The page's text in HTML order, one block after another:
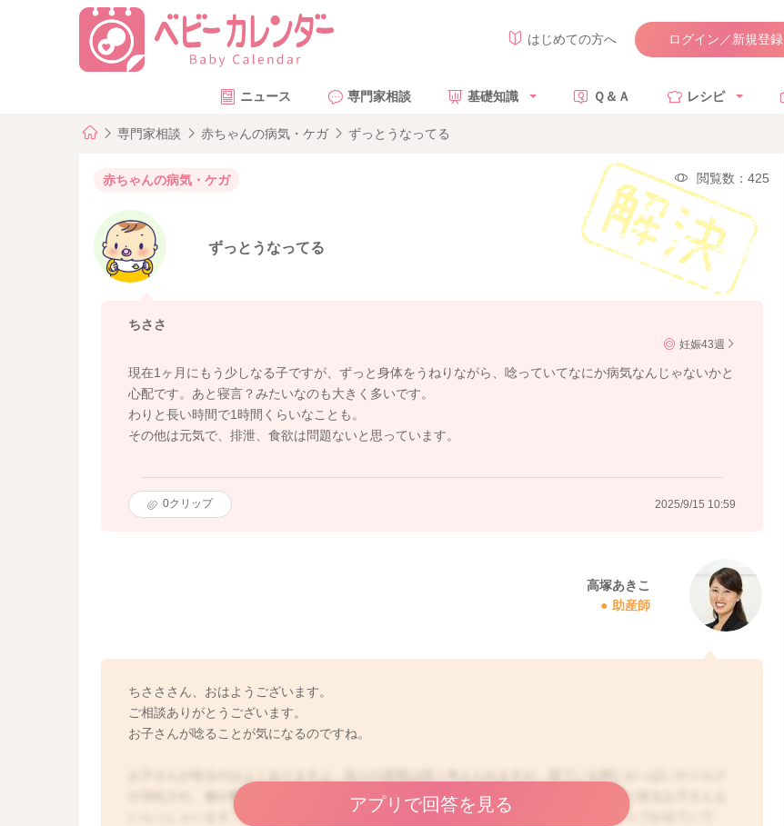
はじめての方へ ログイン／新規登録
ニュース 専門家相談 基礎知識 Ｑ＆Ａ レシピ
専門家相談 赤ちゃんの病気・ケガ ずっとうなってる
赤ちゃんの病気・ケガ 閲覧数：425
ずっとうなってる
ちささ
妊娠43週
現在1ヶ月にもう少しなる子ですが、ずっと身体をうねりながら、唸っていてなにか病気なんじゃないかと
心配です。あと寝言？みたいなのも大きく多いです。
わりと長い時間で1時間くらいなことも。
その他は元気で、排泄、食欲は問題ないと思っています。
0クリップ 2025/9/15 10:59
高塚あきこ
助産師
ちさささん、おはようございます。
ご相談ありがとうございます。
お子さんが唸ることが気になるのですね。
が消化され、腸が動いたり、お腹の中でガスが動いていたり、ウンチが出そうになる時に唸るお子さんも
いらっしゃいます。また、横になると、胃の中の空気が動くので、授乳後にしっかりゲップが出ていて
アプリで回答を見る